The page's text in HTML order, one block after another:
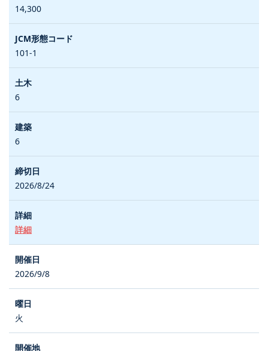
14,300
101-1
6
6
2026/8/24
詳細
2026/9/8
火